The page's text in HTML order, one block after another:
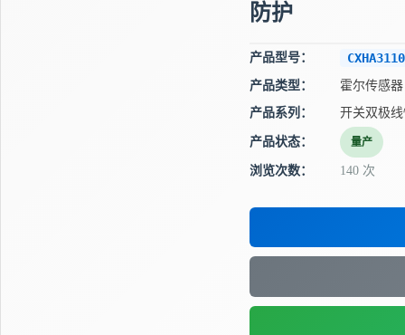
防护
产品型号：
产品类型：
霍尔传感器
产品系列：
开关双极
产品状态： 量产
浏览次数： 140 次